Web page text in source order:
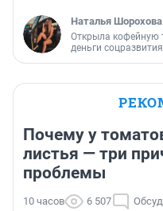
Наталья Шорохова
Открыла кофейную
деньги соцразвития
Почему у
листья — три
проблемы
10 часов 6 507